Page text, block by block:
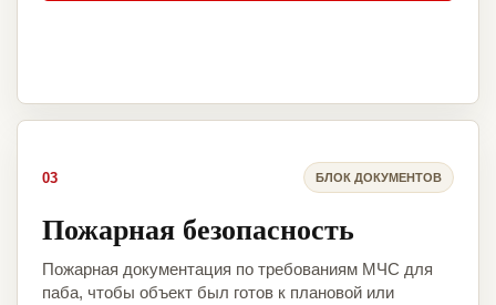
03 БЛОК ДОКУМЕНТОВ
Пожарная безопасность
Пожарная документация по требованиям МЧС для
паба, чтобы объект был готов к плановой или